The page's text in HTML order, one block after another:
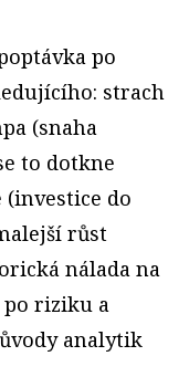
po
strach
(snaha
to dotkne
(investice do
růst
nálada na
po riziku a
analytik